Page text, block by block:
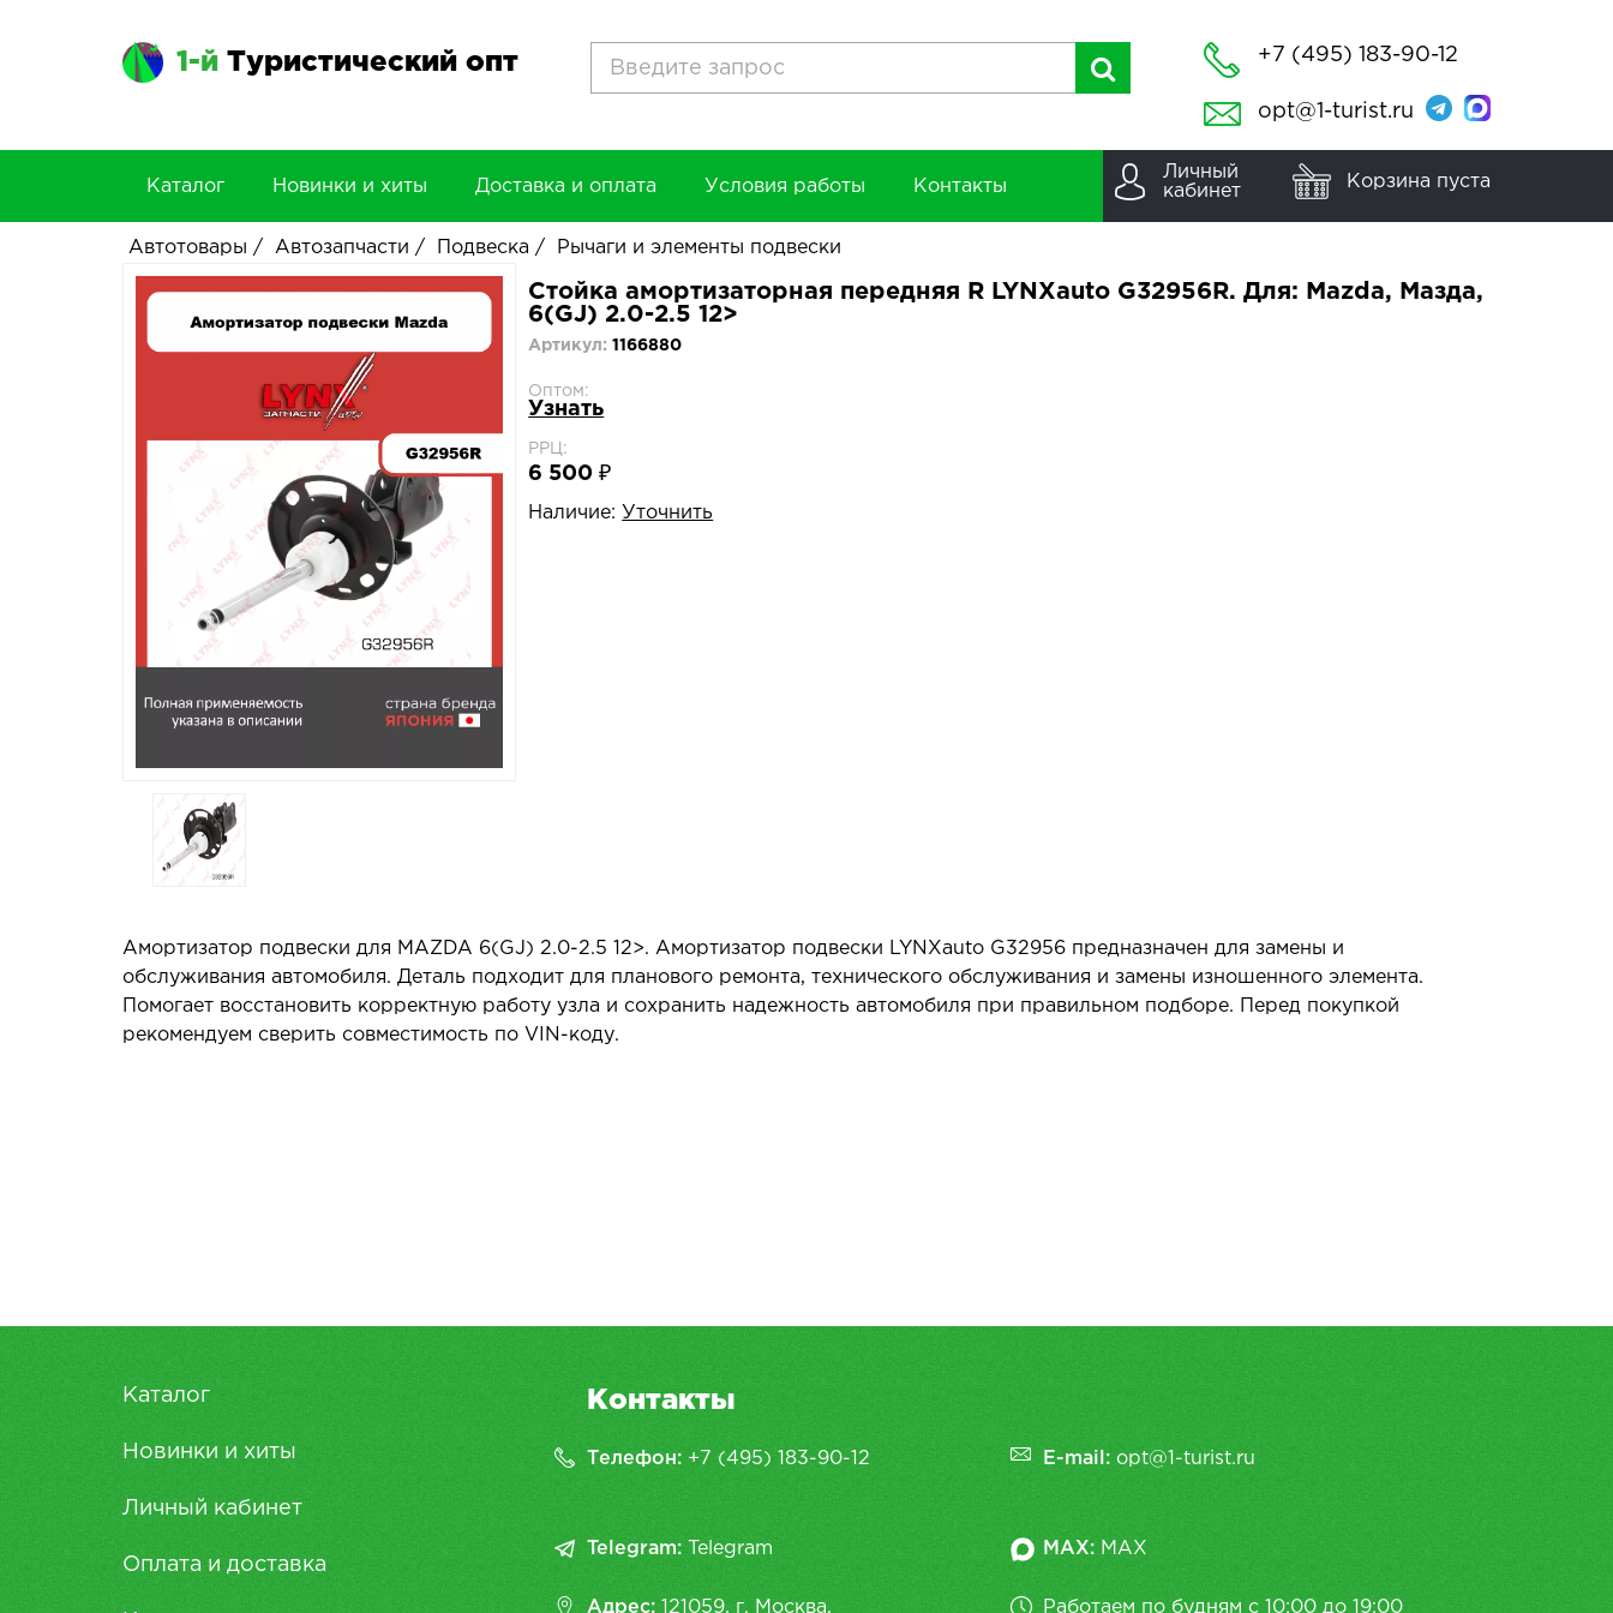
1-й Туристический опт +7 (495) 183-90-12
opt@1-turist.ru
Каталог Новинки и хиты Доставка и оплата Условия работы Контакты
Личный
кабинет
Корзина пуста
Автотовары / Автозапчасти / Подвеска / Рычаги и элементы подвески
Стойка амортизаторная передняя R LYNXauto G32956R. Для: Mazda, Мазда,
6(GJ) 2.0-2.5 12>
Артикул:1166880
Оптом:
Узнать
РРЦ:
6 500 ₽
Наличие: Уточнить
Амортизатор подвески для MAZDA 6(GJ) 2.0-2.5 12>. Амортизатор подвески LYNXauto G32956 предназначен для замены и
обслуживания автомобиля. Деталь подходит для планового ремонта, технического обслуживания и замены изношенного элемента.
Помогает восстановить корректную работу узла и сохранить надежность автомобиля при правильном подборе. Перед покупкой
рекомендуем сверить совместимость по VIN-коду.
Каталог
Новинки и хиты
Личный кабинет
Оплата и доставка
Контакты
Телефон: +7 (495) 183-90-12 E-mail: opt@1-turist.ru
Telegram: Telegram MAX: MAX
Адрес: 121059, г. Москва, Работаем по будням с 10:00 до 19:00